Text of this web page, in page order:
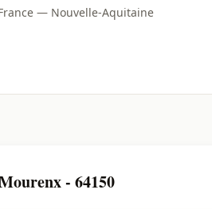
— Nouvelle-Aquitaine
- 64150